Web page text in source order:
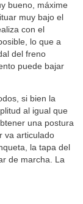
bueno, máxime
muy bajo el
con el
lo que a
del freno
puede bajar
si bien la
al igual que
una postura
va articulado
la tapa del
de marcha. La